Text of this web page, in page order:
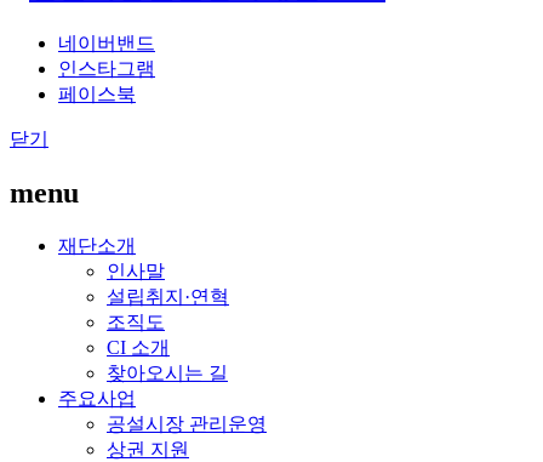
네이버밴드
인스타그램
페이스북
닫기
menu
재단소개
인사말
설립취지·연혁
조직도
CI 소개
찾아오시는 길
주요사업
공설시장 관리운영
상권 지원